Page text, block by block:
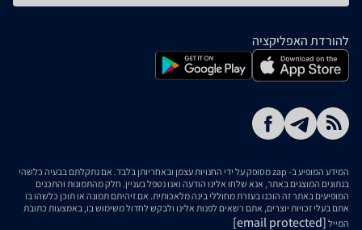
להורדת האפליקציה
המידע המופיע ב- zap מסופק על ידי החנויות עצמן ובאחריותן בלבד. אם נתקלתם בבעיה כלשהי
בנתונים המוצגים באתר, אנא שלחו אלינו הודעה ואנו נטפל בעניין. חלק מהתמונות והתכנים
המופיעים באתר זה הוכנו בעזרת מחוללי בינה מלאכותית. אם זיהיתם תמונה או תוכן כלשהו בו
אתם בעלי זכויות יוצרים, אתם רשאים לפנות אלינו ולבקש לחדול משימוש בו, באמצעות כתובת
המייל [email protected]